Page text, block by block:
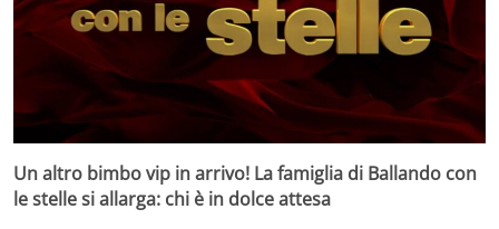
Un altro bimbo vip in arrivo! La famiglia di Ballando con
le stelle si allarga: chi è in dolce attesa